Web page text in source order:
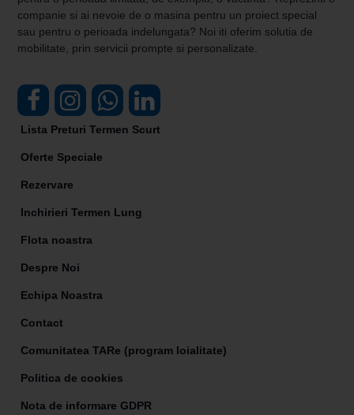
companie si ai nevoie de o masina pentru un proiect special
sau pentru o perioada indelungata? Noi iti oferim solutia de
mobilitate, prin servicii prompte si personalizate.
Lista Preturi Termen Scurt
Oferte Speciale
Rezervare
Inchirieri Termen Lung
Flota noastra
Despre Noi
Echipa Noastra
Contact
Comunitatea TARe (program loialitate)
Politica de cookies
Nota de informare GDPR